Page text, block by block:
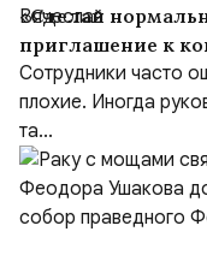
«Сделай
приглашение к
Сотрудники часто
плохие. Иногда
та...